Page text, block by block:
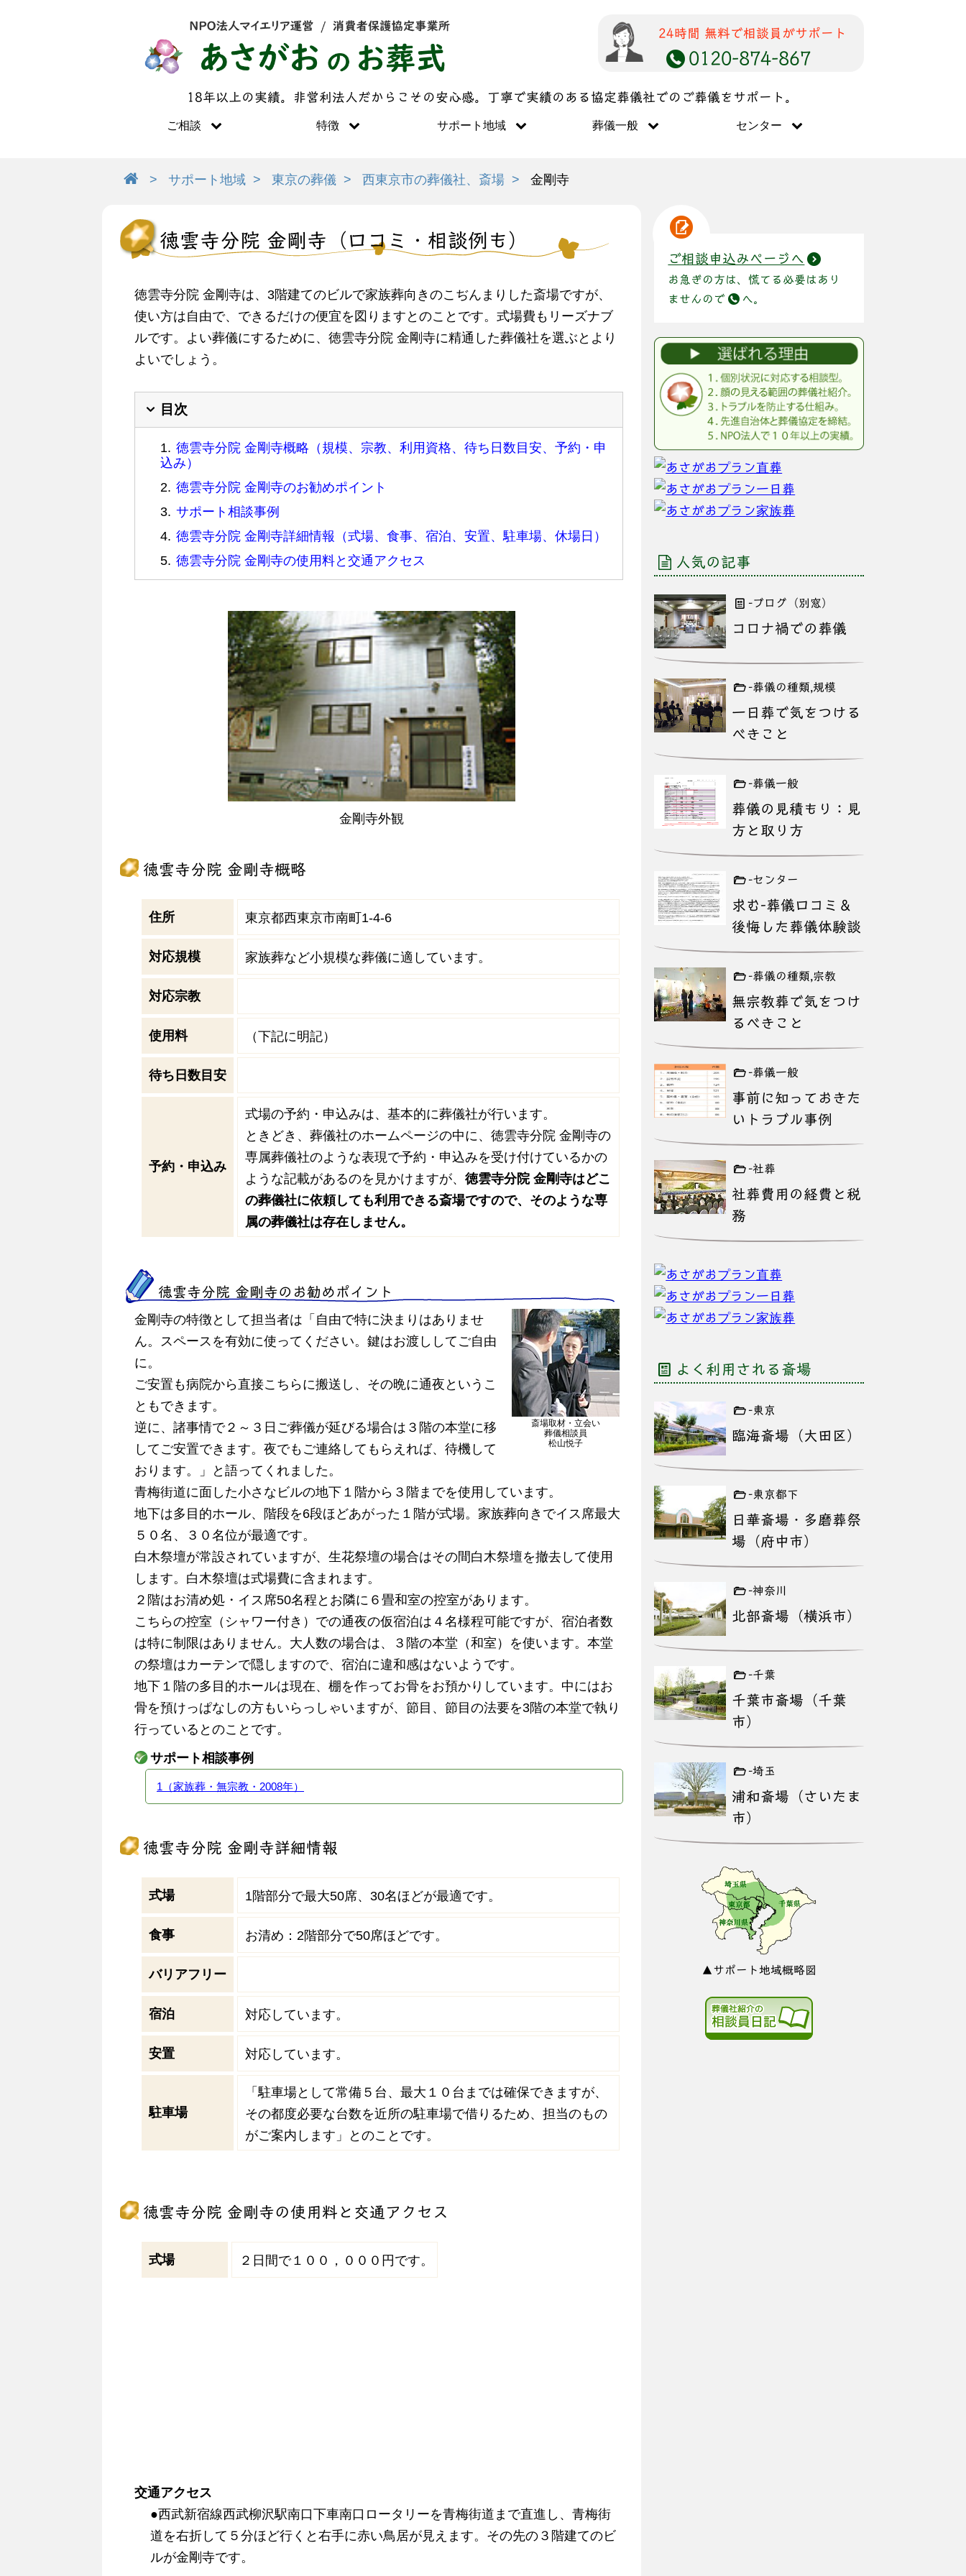
24時間 無料で相談員がサポート
0120-874-867
18年以上の実績。非営利法人だからこその安心感。丁寧で実績のある協定葬儀社でのご葬儀をサポート。
ご相談 特徴 サポート地域 葬儀一般 センター
サポート地域 東京の葬儀 西東京市の葬儀社、斎場 金剛寺
徳雲寺分院 金剛寺（口コミ・相談例も）
徳雲寺分院 金剛寺は、3階建てのビルで家族葬向きのこぢんまりした斎場ですが、
使い方は自由で、できるだけの便宜を図りますとのことです。式場費もリーズナブ
ルです。よい葬儀にするために、徳雲寺分院 金剛寺に精通した葬儀社を選ぶとより
よいでしょう。
目次
徳雲寺分院 金剛寺概略（規模、宗教、利用資格、待ち日数目安、予約・申
込み）
徳雲寺分院 金剛寺のお勧めポイント
サポート相談事例
徳雲寺分院 金剛寺詳細情報（式場、食事、宿泊、安置、駐車場、休場日）
徳雲寺分院 金剛寺の使用料と交通アクセス
金剛寺外観
徳雲寺分院 金剛寺概略
住所 東京都西東京市南町1-4-6
対応規模 家族葬など小規模な葬儀に適しています。
対応宗教
使用料 （下記に明記）
待ち日数目安
予約・申込み
式場の予約・申込みは、基本的に葬儀社が行います。
ときどき、葬儀社のホームページの中に、徳雲寺分院 金剛寺の
専属葬儀社のような表現で予約・申込みを受け付けているかの
ような記載があるのを見かけますが、 徳雲寺分院 金剛寺はどこ
の葬儀社に依頼しても利用できる斎場ですので、そのような専
属の葬儀社は存在しません。
徳雲寺分院 金剛寺のお勧めポイント
斎場取材・立会い
葬儀相談員
松山悦子
金剛寺の特徴として担当者は「自由で特に決まりはありませ
ん。スペースを有効に使ってください。鍵はお渡ししてご自由
に。
ご安置も病院から直接こちらに搬送し、その晩に通夜というこ
ともできます。
逆に、諸事情で２～３日ご葬儀が延びる場合は３階の本堂に移
してご安置できます。夜でもご連絡してもらえれば、待機して
おります。」と語ってくれました。
青梅街道に面した小さなビルの地下１階から３階までを使用しています。
地下は多目的ホール、階段を6段ほどあがった１階が式場。家族葬向きでイス席最大
５０名、３０名位が最適です。
白木祭壇が常設されていますが、生花祭壇の場合はその間白木祭壇を撤去して使用
します。白木祭壇は式場費に含まれます。
２階はお清め処・イス席50名程とお隣に６畳和室の控室があります。
こちらの控室（シャワー付き）での通夜の仮宿泊は４名様程可能ですが、宿泊者数
は特に制限はありません。大人数の場合は、３階の本堂（和室）を使います。本堂
の祭壇はカーテンで隠しますので、宿泊に違和感はないようです。
地下１階の多目的ホールは現在、棚を作ってお骨をお預かりしています。中にはお
骨を預けっぱなしの方もいらっしゃいますが、節目、節目の法要を3階の本堂で執り
行っているとのことです。
サポート相談事例
1（家族葬・無宗教・2008年）
徳雲寺分院 金剛寺詳細情報
式場 1階部分で最大50席、30名ほどが最適です。
食事 お清め：2階部分で50席ほどです。
バリアフリー
宿泊 対応しています。
安置 対応しています。
駐車場
「駐車場として常備５台、最大１０台までは確保できますが、
その都度必要な台数を近所の駐車場で借りるため、担当のもの
がご案内します」とのことです。
徳雲寺分院 金剛寺の使用料と交通アクセス
式場 ２日間で１００，０００円です。
交通アクセス
●西武新宿線西武柳沢駅南口下車南口ロータリーを青梅街道まで直進し、青梅街
道を右折して５分ほど行くと右手に赤い鳥居が見えます。その先の３階建てのビ
ルが金剛寺です。
ご相談申込みページへ
お急ぎの方は、慌てる必要はあり
ませんので
へ。
人気の記事
-ブログ（別窓）
コロナ禍での葬儀
-葬儀の種類,規模
一日葬で気をつける
べきこと
-葬儀一般
葬儀の見積もり：見
方と取り方
-センター
求む-葬儀口コミ＆
後悔した葬儀体験談
-葬儀の種類,宗教
無宗教葬で気をつけ
るべきこと
-葬儀一般
事前に知っておきた
いトラブル事例
-社葬
社葬費用の経費と税
務
よく利用される斎場
-東京
臨海斎場（大田区）
-東京都下
日華斎場・多磨葬祭
場（府中市）
-神奈川
北部斎場（横浜市）
-千葉
千葉市斎場（千葉
市）
-埼玉
浦和斎場（さいたま
市）
▲サポート地域概略図